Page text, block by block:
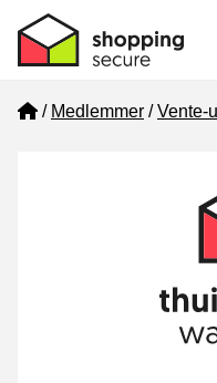
Home
Medlemmer Vente-